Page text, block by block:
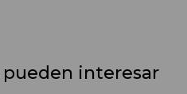
interesar